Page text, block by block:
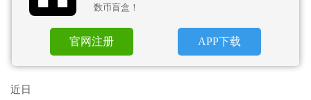
数币盲盒！
官网注册 APP下载
近日